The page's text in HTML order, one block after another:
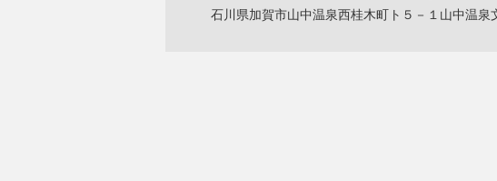
石川県加賀市山中温泉西桂木町ト５－１山中温泉